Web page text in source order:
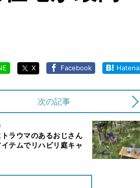
X Facebook Hatena
次の記事
ラウマのあるおじさん
テムでリハビリ庭キャ